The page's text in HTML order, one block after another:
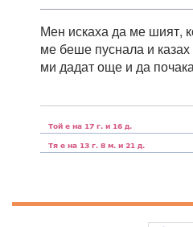
Мен искаха да ме шият,
ме беше пуснала и
ми дадат още и да